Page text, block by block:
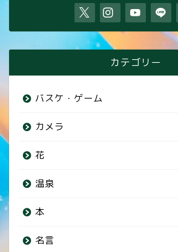
カテゴリー
バスケ・ゲーム
カメラ
花
温泉
本
名言